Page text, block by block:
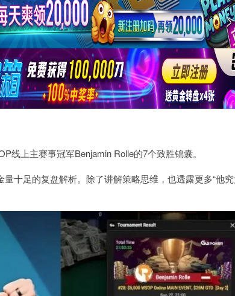
线上主赛事冠军Benjamin Rolle的7个致胜锦囊。
量十足的复盘解析。除了讲解策略思维，也透露更多“他